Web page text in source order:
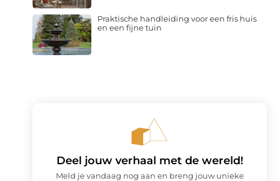
Praktische handleiding voor een fris huis
en een fijne tuin
Deel jouw verhaal met de wereld!
Meld je vandaag nog aan en breng jouw unieke